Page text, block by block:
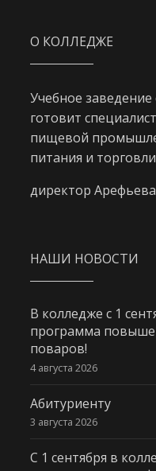
О КОЛЛЕДЖЕ
Учебное заведение
готовит
пищевой
питания и
директор
НАШИ НОВОСТИ
В колледже с 1
программа
поваров!
4 августа 2026
Абитуриенту
3 августа 2026
С 1 сентября в